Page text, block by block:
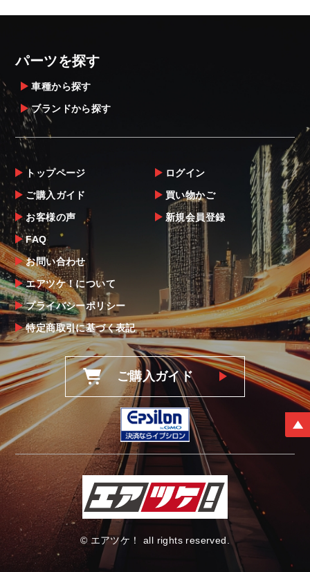
・発送先に、塗装・取付店等の業者様をご指
・メーカーによっては、配送先が自動車関連
業者でなければ、配送出来ないことがあるこ
とは予めご了承ください。
お届け商品について
商品到着後は速やかに開封のうえ、中身をご
確認下さい。
当社ならびにメーカーでは販売する商品に万
全を期すよう尽力しておりますが、
万一、商品に不具合があった場合は商品出荷
後5日以内にご連絡をお願いします。
なお、塗装・加工・装着後の交換や返品は、
理由を問わず一切お受けできません。
商品の不具合や状況は写真等をお願いする場
合もございますので、ご協力をお願いしま
す。
明らかに当社またはメーカーに瑕疵が認めら
れる場合（商品誤発送・初期不良・運送破損
等）につきましては、
当社よりメーカー・運送会社へ状況報告・確
認の上、同等品・代替品への交換対応の手配
をさせて頂きます。
尚、やむを得ず同等品・代替品をご用意出来
ない場合はご返金とさせて頂きます。
お客様のお支払い方法に関わらず、ご返金は
銀行振込となりますことを予めご了承下さ
い。
パーツを探す
車種から探す
ブランドから探す
トップページ
ご購入ガイド
お客様の声
FAQ
お問い合わせ
エアツケ！について
プライバシーポリシー
特定商取引に基づく表記
ログイン
買い物かご
新規会員登録
ご購入ガイド
© エアツケ！ all rights reserved.